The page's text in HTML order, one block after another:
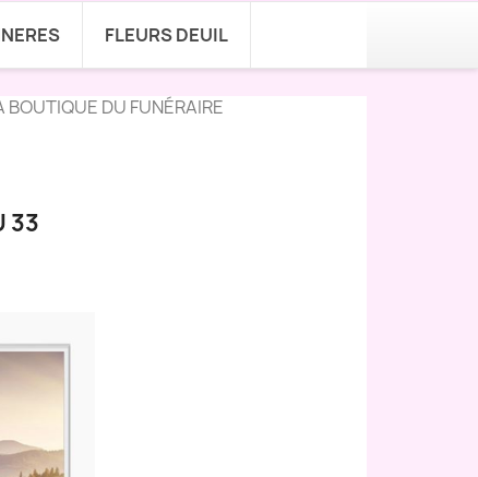
FLEURS DEUIL
DU FUNÉRAIRE
33